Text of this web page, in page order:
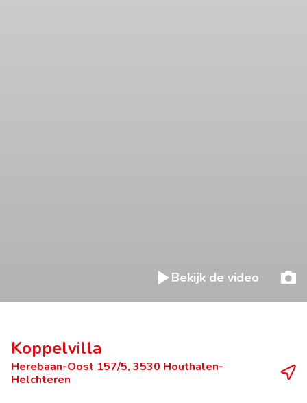
Bekijk de video
Koppelvilla
Herebaan-Oost 157/5, 3530 Houthalen-
Helchteren